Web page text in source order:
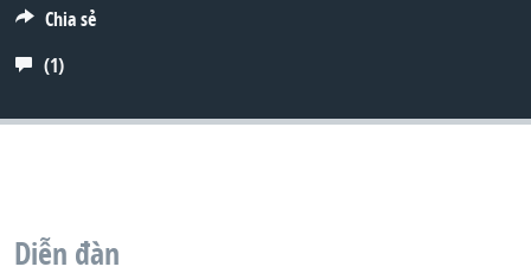
TRỊNH VĨNH BÌNH VS. CHÍNH PHỦ VIỆT NAM
Chia sẻ
(1)
Diễn đàn